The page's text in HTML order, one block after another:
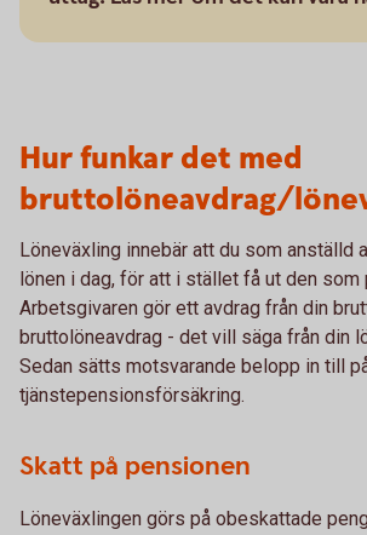
Hur funkar det med
bruttolöneavdrag/
Löneväxling innebär att du som anställd
lönen i dag, för att i stället få ut den som
Arbetsgivaren gör ett avdrag från din
bruttolöneavdrag - det vill säga från din
Sedan sätts motsvarande belopp in till
tjänstepensionsförsäkring.
Skatt på pensionen
Löneväxlingen görs på obeskattade